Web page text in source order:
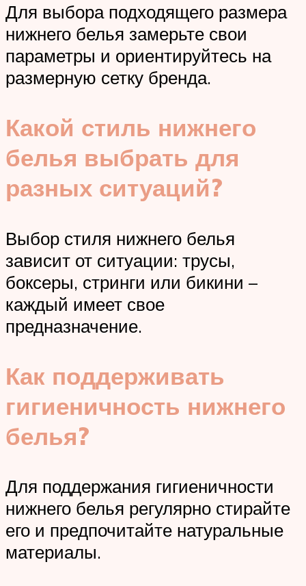
Для выбора подходящего размера
нижнего белья замерьте свои
параметры и ориентируйтесь на
размерную сетку бренда.
Какой стиль нижнего
белья выбрать для
разных ситуаций?
Выбор стиля нижнего белья
зависит от ситуации: трусы,
боксеры, стринги или бикини –
каждый имеет свое
предназначение.
Как поддерживать
гигиеничность нижнего
белья?
Для поддержания гигиеничности
нижнего белья регулярно стирайте
его и предпочитайте натуральные
материалы.